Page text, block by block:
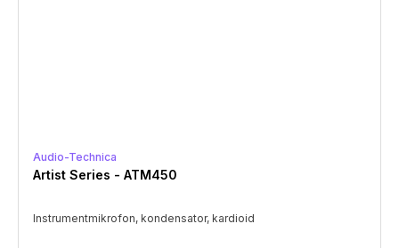
Audio-Technica
Artist Series - ATM450
Instrumentmikrofon, kondensator, kardioid